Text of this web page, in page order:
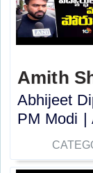
Amith
Abhijeet
PM Modi |